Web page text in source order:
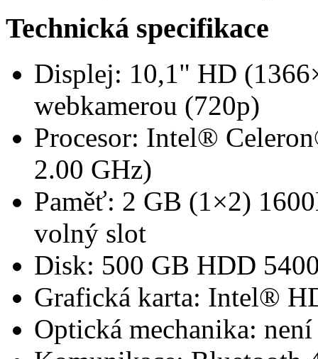
Technická specifikace
Displej: 10,1" HD
webkamerou (720p)
Procesor: Intel®
2.00 GHz)
Paměť: 2 GB (1×2)
volný slot
Disk: 500 GB HDD
Grafická karta: Intel®
Optická mechanika: není